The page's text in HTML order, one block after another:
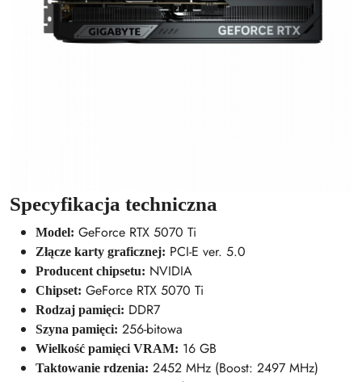
Specyfikacja techniczna
Model: GeForce RTX 5070 Ti
Złącze karty graficznej: PCI-E ver. 5.0
Producent chipsetu: NVIDIA
Chipset: GeForce RTX 5070 Ti
Rodzaj pamięci: DDR7
Szyna pamięci: 256-bitowa
Wielkość pamięci VRAM: 16 GB
Taktowanie rdzenia: 2452 MHz (Boost: 2497 MHz)